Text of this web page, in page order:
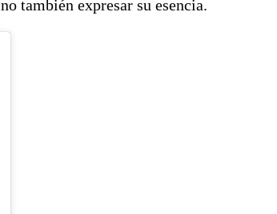
también expresar su esencia.